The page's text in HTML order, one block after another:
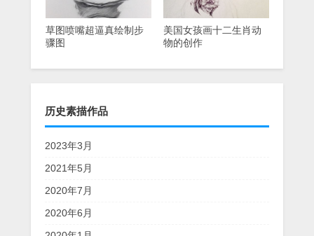
草图喷嘴超逼真绘制步
骤图
美国女孩画十二生肖动
物的创作
历史素描作品
2023年3月
2021年5月
2020年7月
2020年6月